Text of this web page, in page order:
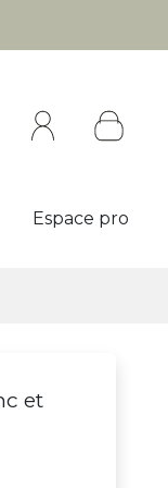
Espace pro
et